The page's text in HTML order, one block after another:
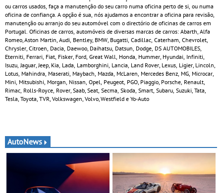
ou carros usados, faça a manutenção do seu carro numa oficina perto de si, ou numa
oficina de confiança. A opção é sua, nós ajudamos a encontrar a oficina para revisão,
manutenção ou arranjo do seu automóvel com o directório de oficinas de carros em
Portugal. Oficinas de carros, automóveis de diversas marcas de carros: Abarth, Alfa
Romeo, Aston Martin, Audi, Bentley, BMW, Bugatti, Cadillac, Caterham, Chevrolet,
Chrysler, Citroen, Dacia, Daewoo, Daihatsu, Datsun, Dodge, DS AUTOMOBILES,
Eterniti, Ferrari, Fiat, Fisker, Ford, Great Wall, Honda, Hummer, Hyundai, Infiniti,
Isuzu, Jaguar, Jeep, Kia, Lada, Lamborghini, Lancia, Land Rover, Lexus, Ligier, Lincoln,
Lotus, Mahindra, Maserati, Maybach, Mazda, McLaren, Mercedes Benz, MG, Microcar,
Mini, Mitsubishi, Morgan, Nissan, Opel, Peugeot, PGO, Piaggio, Porsche, Renault,
Rimac, Rolls-Royce, Rover, Saab, Seat, Secma, Skoda, Smart, Subaru, Suzuki, Tata,
Tesla, Toyota, TVR, Volkswagen, Volvo, Westfield e Yo-Auto
AutoNews